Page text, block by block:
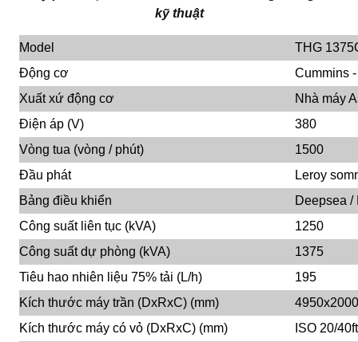
kỹ thuật
Model
THG
Động cơ
Cummins
Xuất xứ động cơ
Nhà máy
Điện áp (V)
380
Vòng tua (vòng / phút)
1500
Đầu phát
Leroy
Bảng điều khiển
Deepsea /
Công suất liên tục (kVA)
1250
Công suất dự phòng (kVA)
1375
Tiêu hao nhiên liệu 75% tải (L/h)
195
Kích thước máy trần (DxRxC) (mm)
Kích thước máy có vỏ (DxRxC) (mm)
ISO 20/